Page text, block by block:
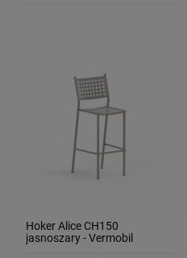
Hoker Alice CH150
jasnoszary - Vermobil